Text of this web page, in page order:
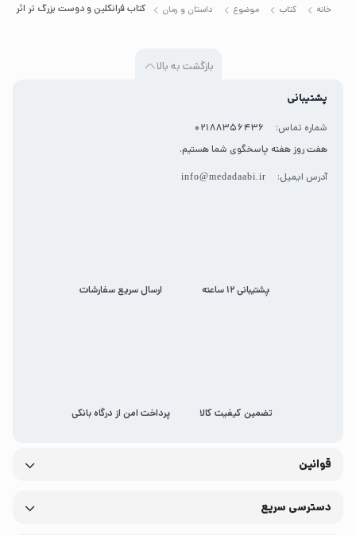
خانه کتاب موضوع داستان و رمان کتاب فرانکلین و دوست بزرگ تر اثر
بازگشت به بالا
پشتیبانی
شماره تماس:
02188356436
هفت روز هفته پاسخگوی شما هستیم.
آدرس ایمیل: info@medadaabi.ir
پشتیبانی 12 ساعته ارسال سریع سفارشات
تضمین کیفیت کالا پرداخت امن از درگاه بانکی
قوانین
دسترسی سریع